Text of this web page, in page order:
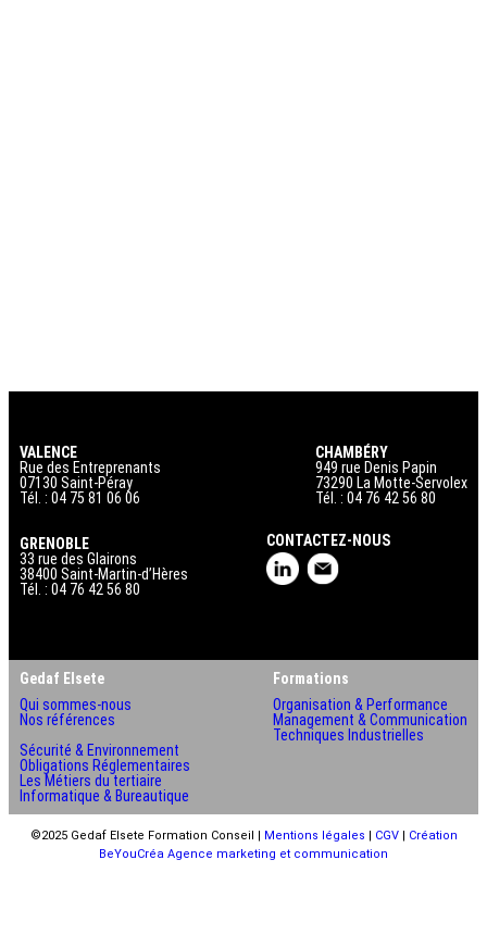
VALENCE
Rue des Entreprenants
07130 Saint-Péray
Tél. : 04 75 81 06 06
CHAMBÉRY
949 rue Denis Papin
73290 La Motte-Servolex
Tél. : 04 76 42 56 80
GRENOBLE
33 rue des Glairons
38400 Saint-Martin-d’Hères
Tél. : 04 76 42 56 80
CONTACTEZ-NOUS
Gedaf Elsete
Qui sommes-nous
Nos références
Formations
Organisation & Performance
Management & Communication
Techniques Industrielles
Sécurité & Environnement
Obligations Réglementaires
Les Métiers du tertiaire
Informatique & Bureautique
©2025 Gedaf Elsete Formation Conseil | Mentions légales CGV|
Création
BeYouCréa Agence marketing et communication